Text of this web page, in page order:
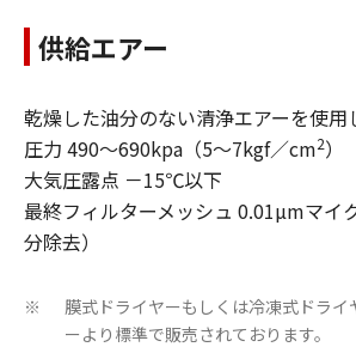
供給エアー
乾燥した油分のない清浄エアーを使用
圧力 490～690kpa（5～7kgf／cm2）
大気圧露点 －15℃以下
最終フィルターメッシュ 0.01µmマイ
分除去）
※
膜式ドライヤーもしくは冷凍式ドライ
ーより標準で販売されております。